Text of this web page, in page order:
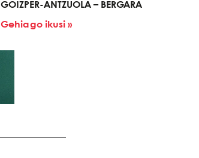
GOIZPER-ANTZUOLA – BERGARA
Gehiago ikusi »